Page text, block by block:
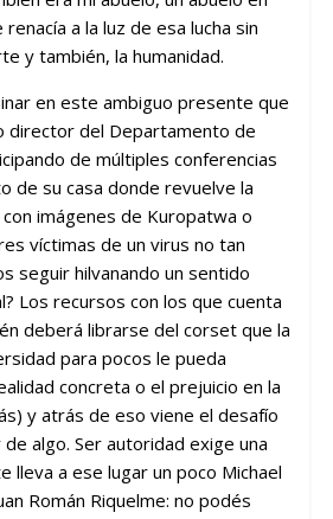
a la luz de esa lucha sin
y también, la humanidad.
en este ambiguo presente que
director del Departamento de
de múltiples conferencias
de su casa donde revuelve la
imágenes de Kuropatwa o
víctimas de un virus no tan
seguir hilvanando un sentido
Los recursos con los que cuenta
deberá librarse del corset que la
para pocos le pueda
concreta o el prejuicio en la
y atrás de eso viene el desafío
algo. Ser autoridad exige una
lleva a ese lugar un poco Michael
Román Riquelme: no podés